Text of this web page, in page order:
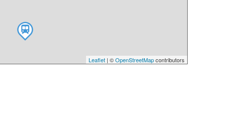
Leaflet | ©OpenStreetMapcontributors